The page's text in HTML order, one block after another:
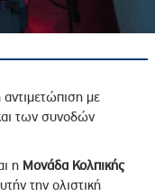
αντιμετώπιση με
των συνοδών
η Μονάδα Κολπικής
την ολιστική